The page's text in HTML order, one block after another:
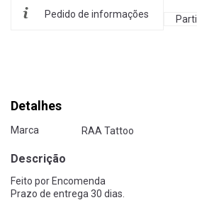
Pedido de informações
Detalhes
Marca RAA Tattoo
Descrição
Feito por Encomenda
Prazo de entrega 30 dias.